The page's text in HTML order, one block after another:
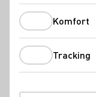
Komfort
Tracking